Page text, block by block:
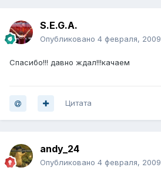
S.E.G.A.
Опубликовано 4 февраля, 2009
Спасибо!!! давно ждал!!!качаем
Цитата
andy_24
Опубликовано 4 февраля, 2009